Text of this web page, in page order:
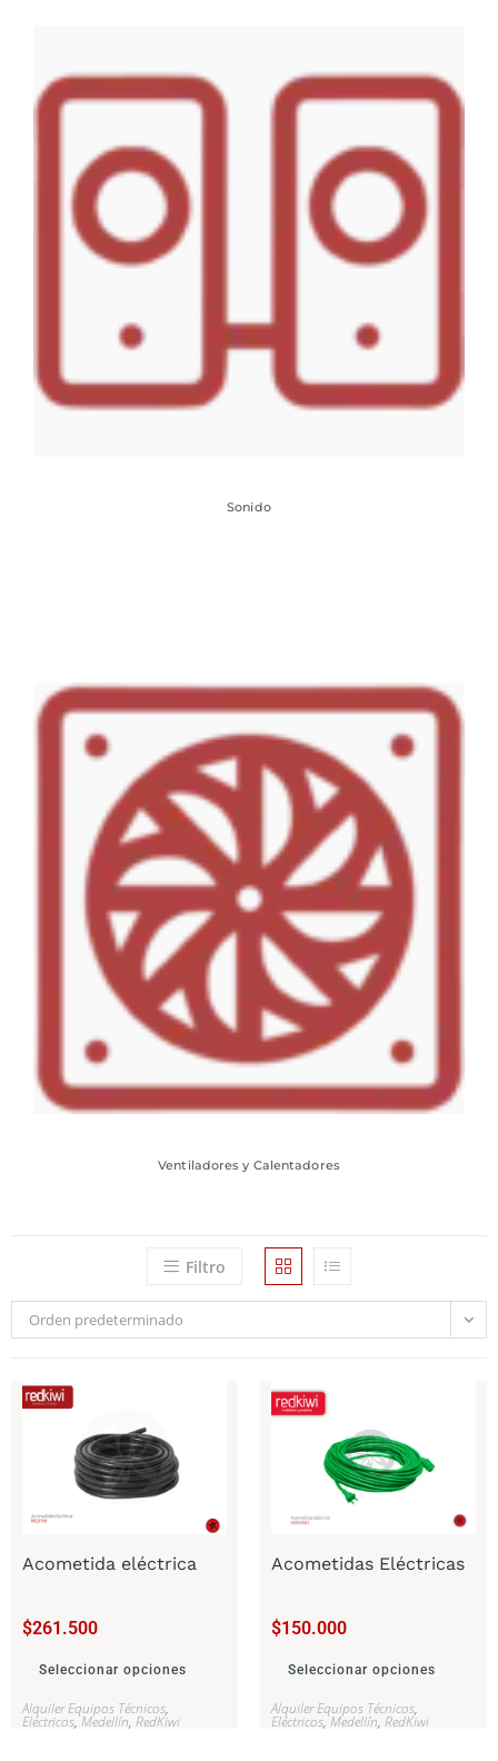
Sonido
Ventiladores y Calentadores
Filtro
Orden predeterminado
Acometida eléctrica
$261.500
Seleccionar opciones
Alquiler Equipos Técnicos,
Eléctricos,Medellín, RedKiwi
Acometidas Eléctricas
$150.000
Seleccionar opciones
Alquiler Equipos Técnicos,
Eléctricos,Medellín, RedKiwi